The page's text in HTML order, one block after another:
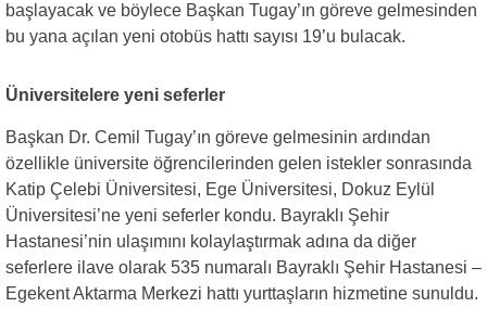
başlayacak ve böylece Başkan Tugay’ın göreve gelmesinden
bu yana açılan yeni otobüs hattı sayısı 19’u bulacak.
Üniversitelere yeni seferler
Başkan Dr. Cemil Tugay’ın göreve gelmesinin ardından
özellikle üniversite öğrencilerinden gelen istekler sonrasında
Katip Çelebi Üniversitesi, Ege Üniversitesi, Dokuz Eylül
Üniversitesi’ne yeni seferler kondu. Bayraklı Şehir
Hastanesi’nin ulaşımını kolaylaştırmak adına da diğer
seferlere ilave olarak 535 numaralı Bayraklı Şehir Hastanesi –
Egekent Aktarma Merkezi hattı yurttaşların hizmetine sunuldu.